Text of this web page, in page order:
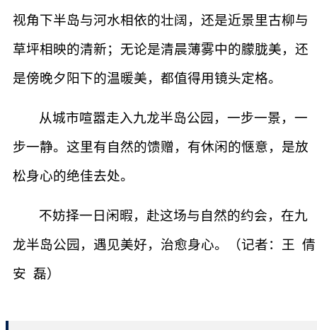
视角下半岛与河水相依的壮阔，还是近景里古柳与
草坪相映的清新；无论是清晨薄雾中的朦胧美，还
是傍晚夕阳下的温暖美，都值得用镜头定格。
从城市喧嚣走入九龙半岛公园，一步一景，一
步一静。这里有自然的馈赠，有休闲的惬意，是放
松身心的绝佳去处。
不妨择一日闲暇，赴这场与自然的约会，在九
龙半岛公园，遇见美好，治愈身心。（记者：王 倩
安 磊）